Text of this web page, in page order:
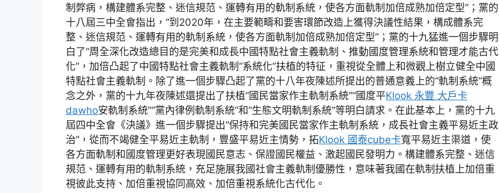
制弊病，構建體系完整、迷信規范、運轉有用的軌制系統，使各方面軌制加倍成熟加倍定型”；黨的
十八屆三中全會指出，“到2020年，在主要範疇和要害環節改造上獲得決議性結果，構成體系完
整、迷信規范、運轉有用的軌制系統，使各方面軌制加倍成熟加倍定型”；黨的十九猛進一個步驟明
白了“周全深化改造總目的是完美和成長中國特點社會主義軌制、推動國度管理系統和管理才能古代
化”，加倍凸起了中國特點社會主義軌制“系統化”扶植的特征，重視從全體上和微觀上樹立健全中國
特點社會主義軌制。除了進一個步驟凸起了黨的十八年夜陳述所提出的普通意義上的“軌制系統”概
念之外，黨的十九年夜陳述還提出了扶植“國民當家作主軌制系統”“國度平Klook 永豐 大戶卡
dawho安軌制系統”“黨內律例軌制系統”和“生態文明軌制系統”等明白請求。在此基本上，黨的十九
屆四中全會《決議》進一個步驟提出“保持和完美國民當家作主軌制系統，成長社會主義平易近主政
治”，從而不竭健全平易近主軌制，豐盛平易近主情勢，拓Klook 國泰cube卡寬平易近主渠道，使
各方面軌制和國度管理更好表現國民意志、保證國民權益、激起國民發明力。構建體系完整、迷信
規范、運轉有用的軌制系統，充足施展我國社會主義軌制優勝性，意味著我國在軌制扶植上加倍重
視彼此支持、加倍重視協同高效、加倍重視系統化古代化。